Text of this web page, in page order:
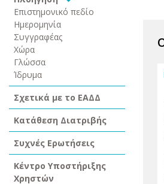
Επιστημονικό πεδίο
Ημερομηνία
Συγγραφέας
Χώρα
Γλώσσα
Ίδρυμα
Σχετικά με το ΕΑΔΔ
Κατάθεση Διατριβής
Συχνές Ερωτήσεις
Κέντρο Υποστήριξης
Χρηστών